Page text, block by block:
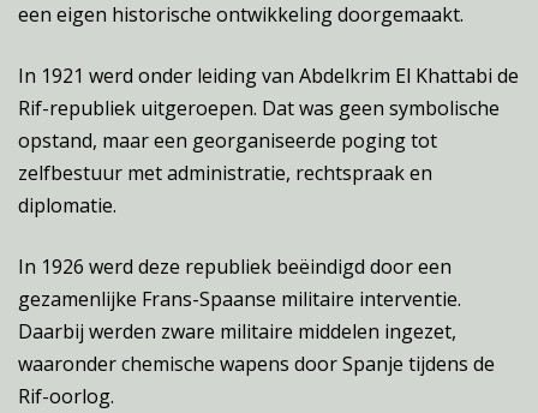
een eigen historische ontwikkeling doorgemaakt.
In 1921 werd onder leiding van Abdelkrim El Khattabi de
Rif-republiek uitgeroepen. Dat was geen symbolische
opstand, maar een georganiseerde poging tot
zelfbestuur met administratie, rechtspraak en
diplomatie.
In 1926 werd deze republiek beëindigd door een
gezamenlijke Frans-Spaanse militaire interventie.
Daarbij werden zware militaire middelen ingezet,
waaronder chemische wapens door Spanje tijdens de
Rif-oorlog.